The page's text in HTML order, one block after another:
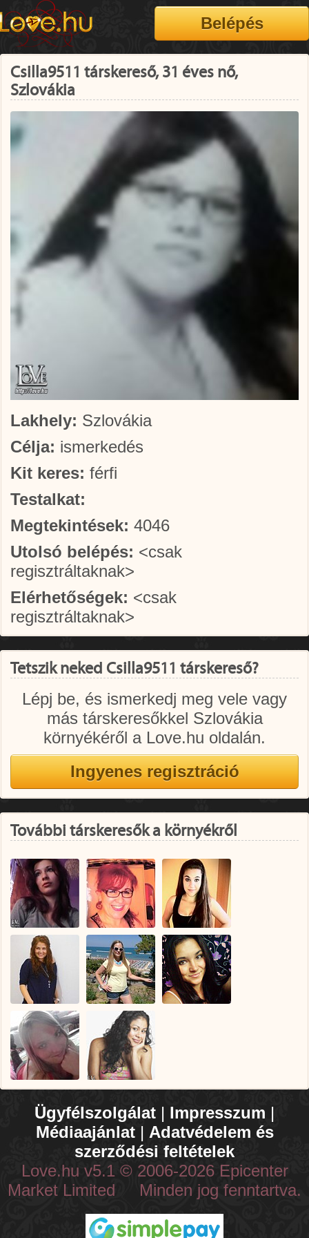
Csilla9511 társkereső, 31 éves nő,
Szlovákia
Lakhely: Szlovákia
Célja: ismerkedés
Kit keres: férfi
Testalkat:
Megtekintések: 4046
Utolsó belépés: <csak
regisztráltaknak>
Elérhetőségek: <csak
regisztráltaknak>
Tetszik neked Csilla9511 társkereső?
Lépj be, és ismerkedj meg vele vagy
más társkeresőkkel Szlovákia
környékéről a Love.hu oldalán.
További társkeresők a környékről
Ügyfélszolgálat | Impresszum |
Médiaajánlat| Adatvédelem és
szerződési feltételek
Love.hu v5.1 © 2006-2026 Epicenter
Market Limited Minden jog fenntartva.